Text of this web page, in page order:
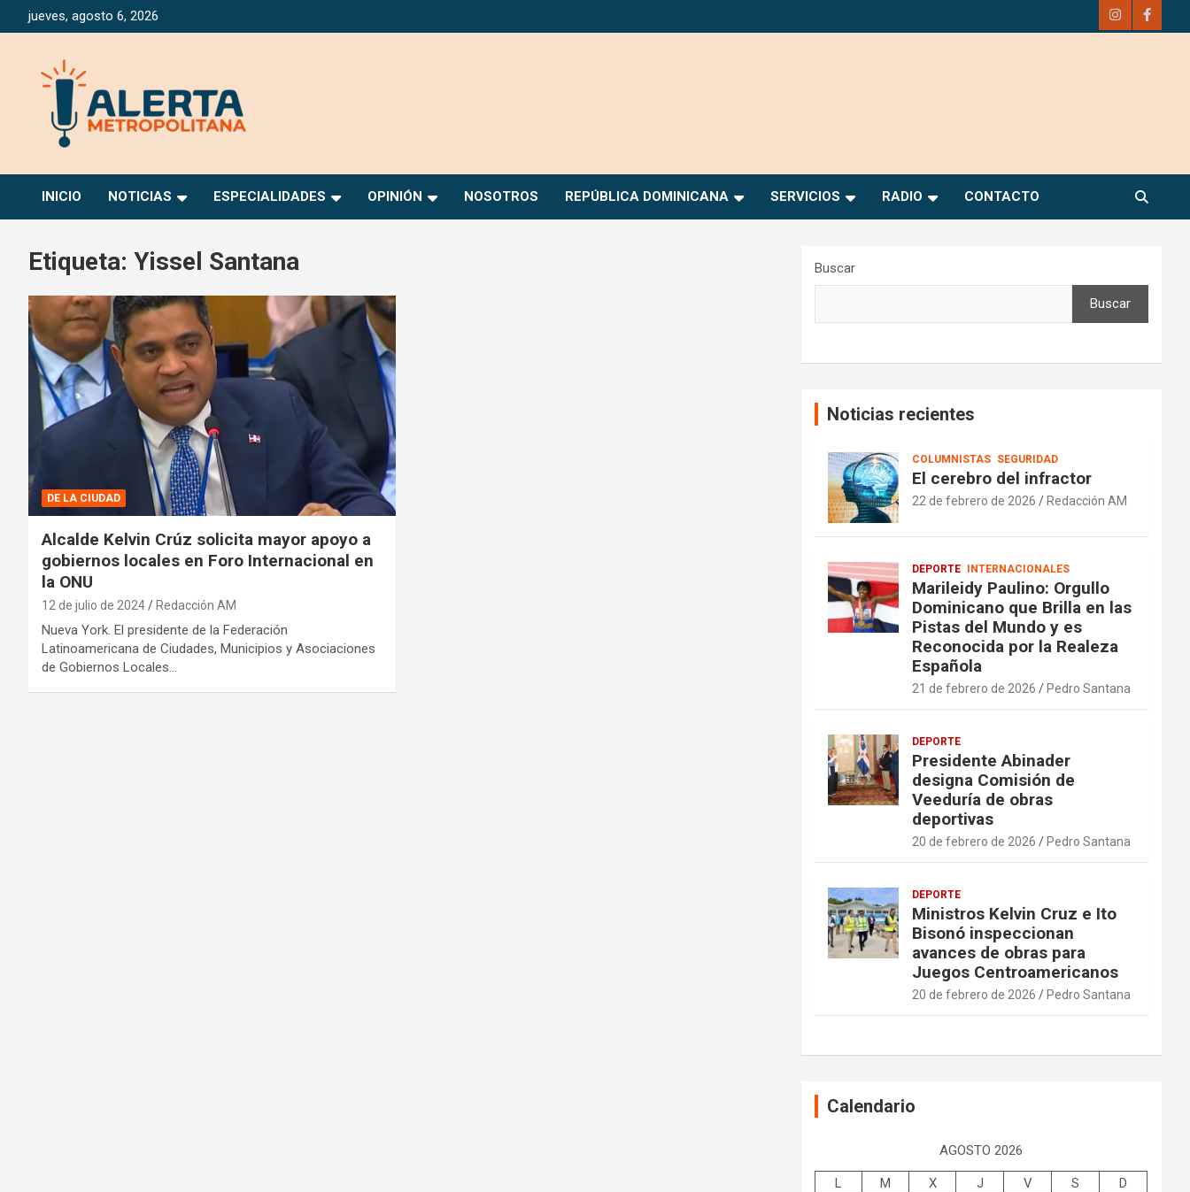
Saltarjueves, agosto 6, 2026
Alerta Metropolitana
INICIO NOTICIAS ESPECIALIDADES OPINIÓN NOSOTROS REPÚBLICA DOMINICANA SERVICIOS RADIO CONTACTO
Etiqueta: Yissel Santana
DE LA CIUDAD
Alcalde Kelvin Crúz solicita mayor apoyo a
gobiernos locales en Foro Internacional en
la ONU
12 de julio de 2024 Redacción AM
Nueva York. El presidente de la Federación
Latinoamericana de Ciudades, Municipios y Asociaciones
de Gobiernos Locales…
Buscar
Buscar
Noticias recientes
COLUMNISTAS SEGURIDAD
El cerebro del infractor
22 de febrero de 2026 Redacción AM
DEPORTE INTERNACIONALES
Marileidy Paulino: Orgullo
Dominicano que Brilla en las
Pistas del Mundo y es
Reconocida por la Realeza
Española
21 de febrero de 2026 Pedro Santana
DEPORTE
Presidente Abinader
designa Comisión de
Veeduría de obras
deportivas
20 de febrero de 2026 Pedro Santana
DEPORTE
Ministros Kelvin Cruz e Ito
Bisonó inspeccionan
avances de obras para
Juegos Centroamericanos
20 de febrero de 2026 Pedro Santana
Calendario
AGOSTO 2026
L M X J V S
D